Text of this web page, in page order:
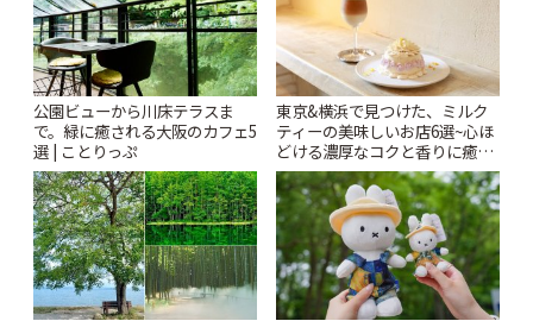
公園ビューから川床テラスま
で。緑に癒される大阪のカフェ5
選 | ことりっぷ
東京&横浜で見つけた、ミルク
ティーの美味しいお店6選~心ほ
どける濃厚なコクと香りに癒や
されるティータイム~ | ことりっ
ぷ